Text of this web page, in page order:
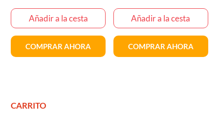
Añadir a la cesta
COMPRAR AHORA
Añadir a la cesta
COMPRAR AHORA
CARRITO